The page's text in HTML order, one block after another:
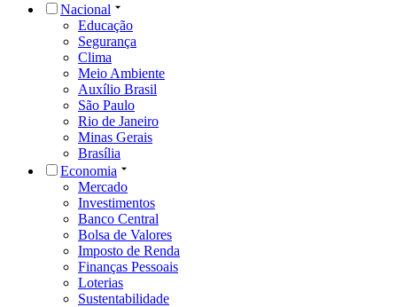
Nacional
Educação
Segurança
Clima
Meio Ambiente
Auxílio Brasil
São Paulo
Rio de Janeiro
Minas Gerais
Brasília
Economia
Mercado
Investimentos
Banco Central
Bolsa de Valores
Imposto de Renda
Finanças Pessoais
Loterias
Sustentabilidade